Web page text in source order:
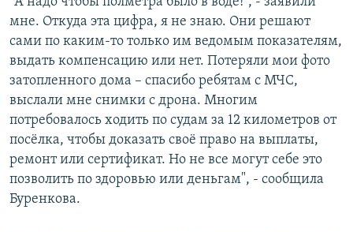
мне. Откуда эта цифра, я не знаю. Они решают
сами по каким-то только им ведомым показателям,
выдать компенсацию или нет. Потеряли мои фото
затопленного дома – спасибо ребятам с МЧС,
выслали мне снимки с дрона. Многим
потребовалось ходить по судам за 12 километров от
посёлка, чтобы доказать своё право на выплаты,
ремонт или сертификат. Но не все могут себе это
позволить по здоровью или деньгам", - сообщила
Буренкова.